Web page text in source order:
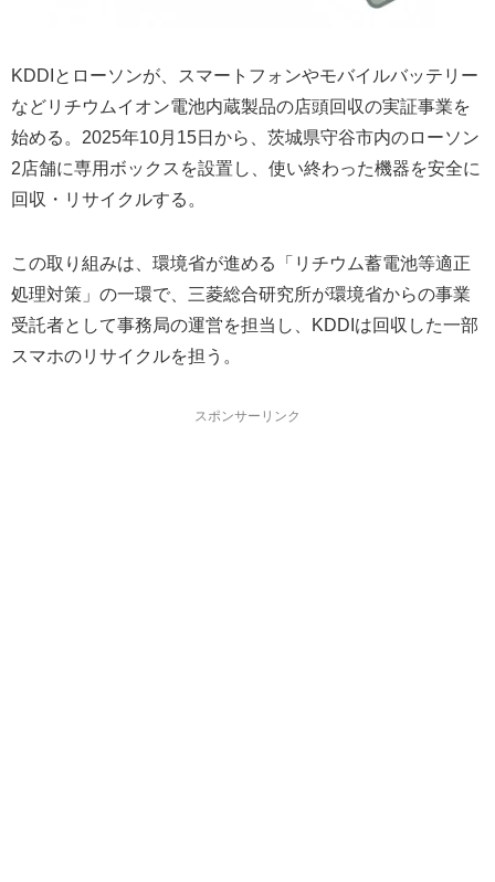
KDDIとローソンが、スマートフォンやモバイルバッテリー
などリチウムイオン電池内蔵製品の店頭回収の実証事業を
始める。2025年10月15日から、茨城県守谷市内のローソン
2店舗に専用ボックスを設置し、使い終わった機器を安全に
回収・リサイクルする。
この取り組みは、環境省が進める「リチウム蓄電池等適正
処理対策」の一環で、三菱総合研究所が環境省からの事業
受託者として事務局の運営を担当し、KDDIは回収した一部
スマホのリサイクルを担う。
スポンサーリンク